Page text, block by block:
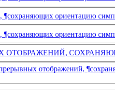
¶сохраняющих ориентацию
¶сохраняющих ориентацию
ОТОБРАЖЕНИЙ,
отображений,